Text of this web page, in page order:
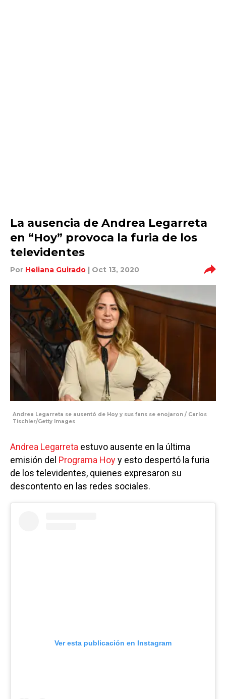
La ausencia de Andrea Legarreta
en “Hoy” provoca la furia de los
televidentes
Por Heliana Guirado | Oct 13, 2020
Andrea Legarreta se ausentó de Hoy y sus fans se enojaron / Carlos
Tischler/Getty Images
Andrea Legarreta estuvo ausente en la última
emisión del Programa Hoyy esto despertó la furia
de los televidentes, quienes expresaron su
descontento en las redes sociales.
Ver esta publicación en Instagram